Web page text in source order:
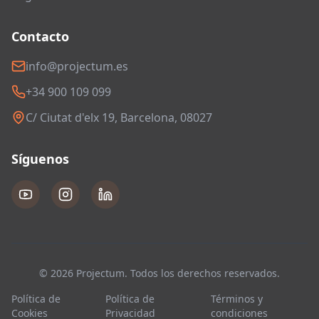
Contacto
info@projectum.es
+34 900 109 099
C/ Ciutat d'elx 19, Barcelona, 08027
Síguenos
© 2026 Projectum. Todos los derechos reservados.
Política de
Cookies
Política de
Privacidad
Términos y
condiciones